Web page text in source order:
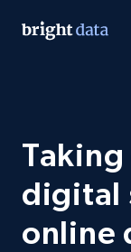
digital
online